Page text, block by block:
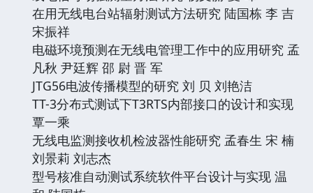
在用无线电台站辐射测试方法研究 陆国栋 李 吉
宋振祥
电磁环境预测在无线电管理工作中的应用研究 孟
凡秋 尹廷辉 邵 尉 晋 军
JTG56电波传播模型的研究 刘 贝 刘艳洁
TT-3分布式测试下T3RTS内部接口的设计和实现
覃一乘
无线电监测接收机检波器性能研究 孟春生 宋 楠
刘景莉 刘志杰
型号核准自动测试系统软件平台设计与实现 温